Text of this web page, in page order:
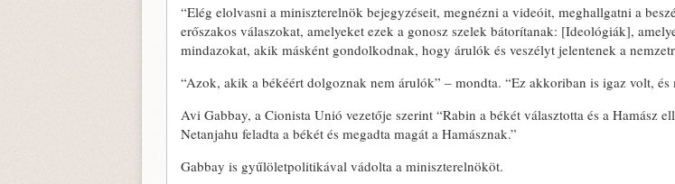
“Elég elolvasni a miniszterelnök bejegyzéseit, megnézni a videóit, meghallgatni a
erőszakos válaszokat, amelyeket ezek a gonosz szelek bátorítanak: [Ideológiák],
mindazokat, akik másként gondolkodnak, hogy árulók és veszélyt jelentenek a
“Azok, akik a békéért dolgoznak nem árulók” – mondta. “Ez akkoriban is igaz volt, és
Avi Gabbay, a Cionista Unió vezetője szerint “Rabin a békét választotta és a Hamász
Netanjahu feladta a békét és megadta magát a Hamásznak.”
Gabbay is gyűlöletpolitikával vádolta a miniszterelnököt.